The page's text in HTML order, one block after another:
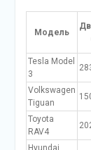
Модель
Tesla Model
3
Volkswagen
Tiguan
Toyota
RAV4